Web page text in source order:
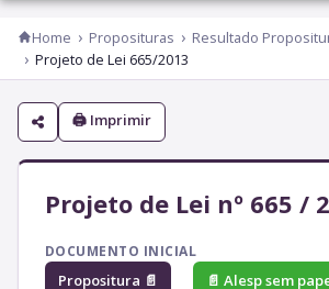
Home Proposituras
Resultado
Projeto de Lei 665/2013
🖨 Imprimir
Projeto de Lei nº 665 /
DOCUMENTO INICIAL
Propositura 📄 📄 Alesp sem